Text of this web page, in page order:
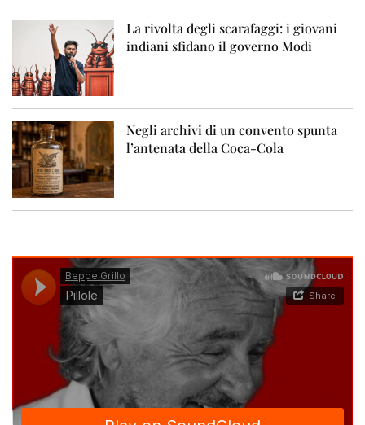
La rivolta degli scarafaggi: i giovani
indiani sfidano il governo Modi
Negli archivi di un convento spunta
l’antenata della Coca-Cola